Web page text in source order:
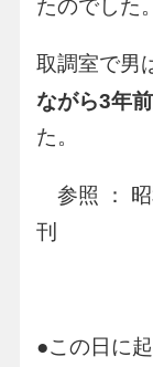
たのでした。
取調室で男
ながら3年
た。
参照 ： 昭
刊
●この日に